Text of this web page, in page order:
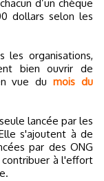
d’un chèque
dollars selon les
organisations,
bien ouvrir de
vue dumois du
lancée par les
s'ajoutent à de
par des ONG
contribuer à l'effort